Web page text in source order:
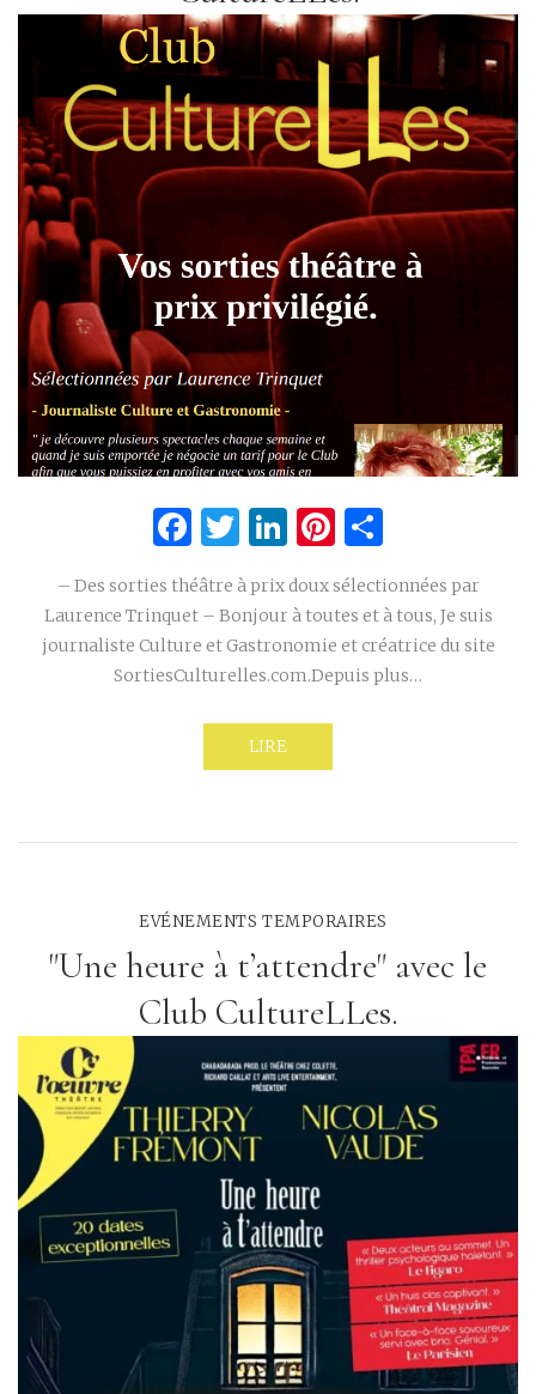
Facebook
Twitter
LinkedIn
Pinterest
– Des sorties théâtre à prix doux sélectionnées par
Laurence Trinquet – Bonjour à toutes et à tous, Je suis
journaliste Culture et Gastronomie et créatrice du site
SortiesCulturelles.com.Depuis plus…
LIRE
EVÉNEMENTS TEMPORAIRES
"Une heure à t’attendre" avec le
Club CultureLLes.